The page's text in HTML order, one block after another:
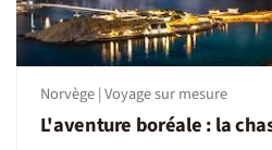
Norvège | Voyage sur mesure
L'aventure boréale : la